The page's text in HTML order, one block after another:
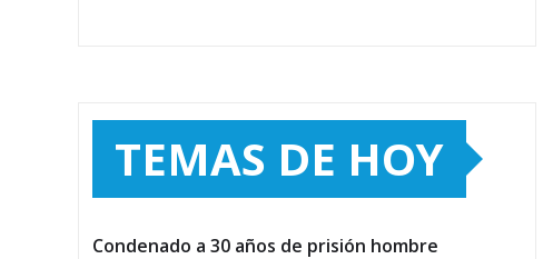
TEMAS DE HOY
Condenado a 30 años de prisión hombre